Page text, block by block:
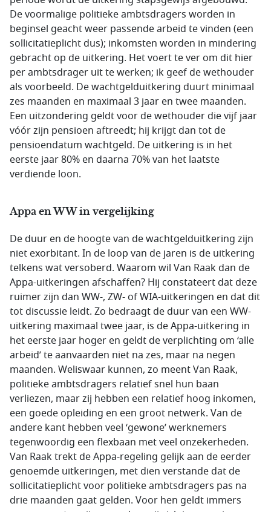
De voormalige politieke ambtsdragers worden in
beginsel geacht weer passende arbeid te vinden (een
sollicitatieplicht dus); inkomsten worden in mindering
gebracht op de uitkering. Het voert te ver om dit hier
per ambtsdrager uit te werken; ik geef de wethouder
als voorbeeld. De wachtgelduitkering duurt minimaal
zes maanden en maximaal 3 jaar en twee maanden.
Een uitzondering geldt voor de wethouder die vijf jaar
vóór zijn pensioen aftreedt; hij krijgt dan tot de
pensioendatum wachtgeld. De uitkering is in het
eerste jaar 80% en daarna 70% van het laatste
verdiende loon.
Appa en WW in vergelijking
De duur en de hoogte van de wachtgelduitkering zijn
niet exorbitant. In de loop van de jaren is de uitkering
telkens wat versoberd. Waarom wil Van Raak dan de
Appa-uitkeringen afschaffen? Hij constateert dat deze
ruimer zijn dan WW-, ZW- of WIA-uitkeringen en dat dit
tot discussie leidt. Zo bedraagt de duur van een WW-
uitkering maximaal twee jaar, is de Appa-uitkering in
het eerste jaar hoger en geldt de verplichting om ‘alle
arbeid’ te aanvaarden niet na zes, maar na negen
maanden. Weliswaar kunnen, zo meent Van Raak,
politieke ambtsdragers relatief snel hun baan
verliezen, maar zij hebben een relatief hoog inkomen,
een goede opleiding en een groot netwerk. Van de
andere kant hebben veel ‘gewone’ werknemers
tegenwoordig een flexbaan met veel onzekerheden.
Van Raak trekt de Appa-regeling gelijk aan de eerder
genoemde uitkeringen, met dien verstande dat de
sollicitatieplicht voor politieke ambtsdragers pas na
drie maanden gaat gelden. Voor hen geldt immers